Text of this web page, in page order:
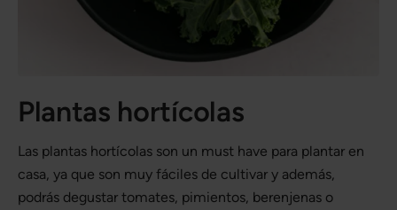
Plantas hortícolas
Las plantas hortícolas son un must have para plantar en
casa, ya que son muy fáciles de cultivar y además,
podrás degustar tomates, pimientos, berenjenas o